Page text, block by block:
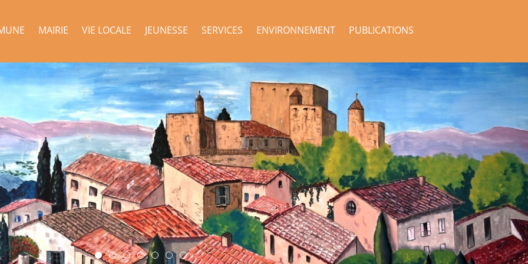
MAIRIE VIE LOCALE JEUNESSE SERVICES ENVIRONNEMENT PUBLICATIONS